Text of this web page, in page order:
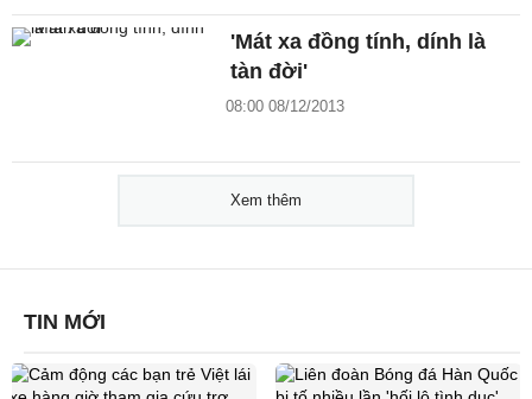
'Mát xa đồng tính, dính là
tàn đời'
08:00 08/12/2013
Xem thêm
TIN MỚI